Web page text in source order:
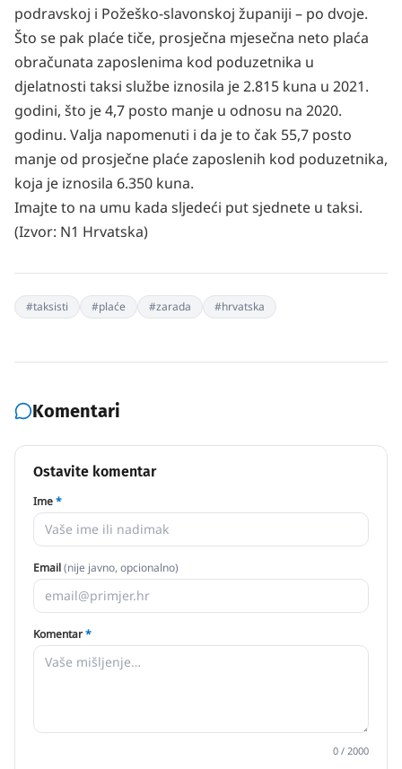
podravskoj i Požeško-slavonskoj županiji – po dvoje.
Što se pak plaće tiče, prosječna mjesečna neto plaća
obračunata zaposlenima kod poduzetnika u
djelatnosti taksi službe iznosila je 2.815 kuna u 2021.
godini, što je 4,7 posto manje u odnosu na 2020.
godinu. Valja napomenuti i da je to čak 55,7 posto
manje od prosječne plaće zaposlenih kod poduzetnika,
koja je iznosila 6.350 kuna.
Imajte to na umu kada sljedeći put sjednete u taksi.
(Izvor: N1 Hrvatska)
#taksisti #plaće #zarada #hrvatska
Komentari
Ostavite komentar
Ime*
Email(nije javno, opcionalno)
Komentar*
0 / 2000